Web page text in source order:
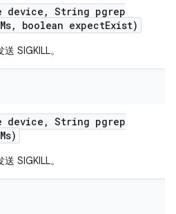
device , String pgrep
Ms, boolean expectExist)
SIGKILL。
device , String pgrep
Ms)
SIGKILL。